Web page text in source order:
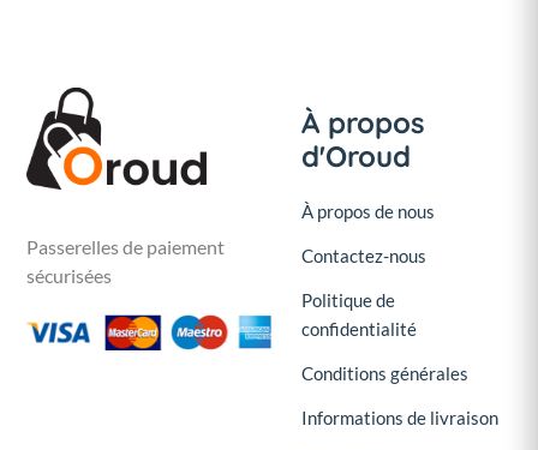
Passerelles de paiement
sécurisées
À propos
d'Oroud
À propos de nous
Contactez-nous
Politique de
confidentialité
Conditions générales
Informations de livraison